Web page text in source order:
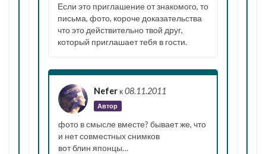
Если это приглашение от знакомого, то
письма, фото, короче доказательства
что это действительно твой друг,
который приглашает тебя в гости.
Nefer к08.11.2011
Автор
фото в смысле вместе? бывает же, что
и нет совместных снимков
вот блин японцы…